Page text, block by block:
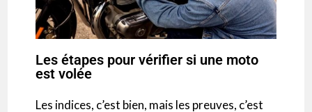
Les étapes pour vérifier si une moto
est volée
Les indices, c’est bien, mais les preuves, c’est